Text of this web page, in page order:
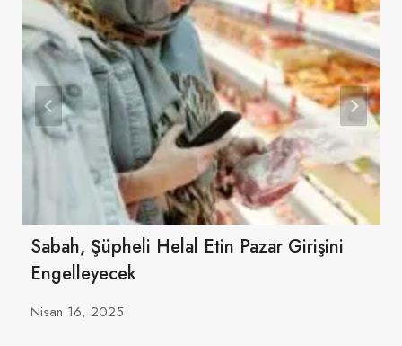
Sabah, Şüpheli Helal Etin Pazar Girişini
Engelleyecek
Nisan 16, 2025